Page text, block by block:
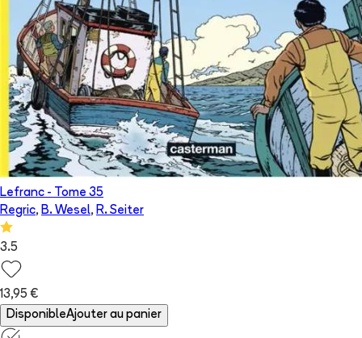
Lefranc - Tome 35
Regric, B. Wesel, R. Seiter
3.5
13,95 €
DisponibleAjouter au panier